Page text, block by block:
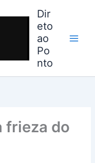
Dir
eto
ao
Po
nto
frieza do